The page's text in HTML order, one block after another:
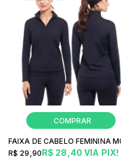
R$ 28,40 VIA PIX!
R$ 29,90